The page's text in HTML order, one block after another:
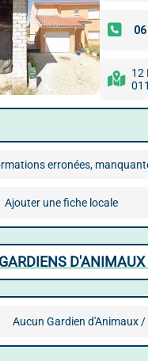
12
erronées,
Ajouter une fiche locale
GARDIENS
Aucun Gardien d'Animaux